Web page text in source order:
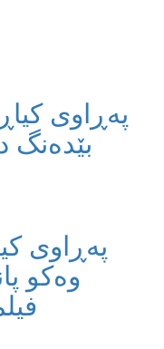
پەڕاوی
بێدەنگ
پەڕاوی
وەکو